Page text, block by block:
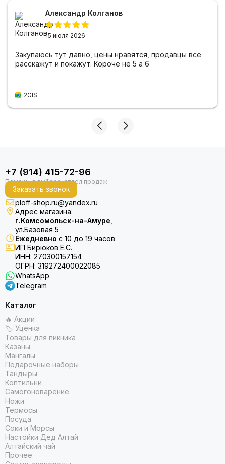
Александр Колганов
15 июля 2026
Закупаюсь тут давно, цены нравятся, продавцы все
расскажут и покажут. Короче не 5 а 6
2GIS
+7 (914) 415-72-96
Заказать звонок
ploff-shop.ru@yandex.ru
Адрес магазина:
г.Комсомольск-на-Амуре
ул.Базовая 5
Ежедневно с 10 до 19 часов
ИП Бирюков Е.С.
ИНН: 270300157154
ОГРН: 319272400022085
WhatsApp
Telegram
Каталог
🔥 Акции
🏷 Уценка
Товары для пикника
Казаны
Мангалы
Подарочные наборы
Тандыры
Коптильни
Самогоноварение
Ножи
Термосы
Посуда
Соки и Морсы
Настойки Дед Алтай
Алтайский чай
Прочее